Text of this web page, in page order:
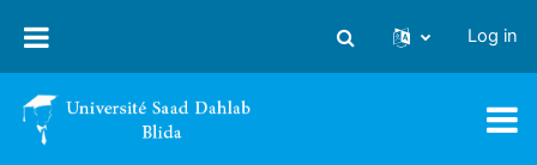
Toggle search input
Log in